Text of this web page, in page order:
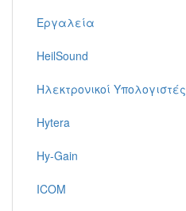
Εργαλεία
HeilSound
Ηλεκτρονικοί Υπολογιστές
Hytera
Hy-Gain
ICOM